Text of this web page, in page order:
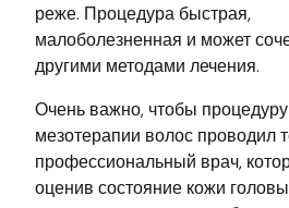
реже. Процедура быстрая,
малоболезненная и может
другими методами лечения.
Очень важно, чтобы процедуру
мезотерапии волос проводил
профессиональный врач,
оценив состояние кожи